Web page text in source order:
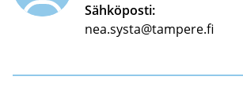
Sähköposti:
nea.systa@tampere.fi